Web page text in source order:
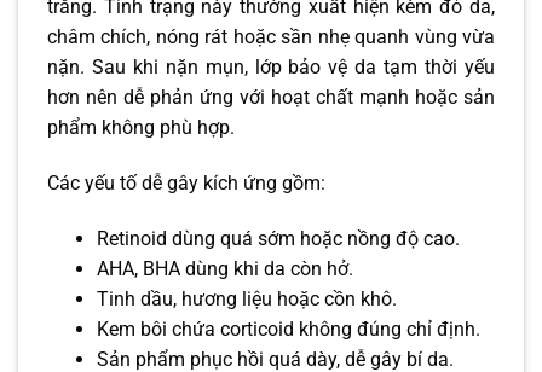
trắng. Tình trạng này thường xuất hiện kèm đỏ da,
châm chích, nóng rát hoặc sần nhẹ quanh vùng vừa
nặn. Sau khi nặn mụn, lớp bảo vệ da tạm thời yếu
hơn nên dễ phản ứng với hoạt chất mạnh hoặc sản
phẩm không phù hợp.
Các yếu tố dễ gây kích ứng gồm:
Retinoid dùng quá sớm hoặc nồng độ cao.
AHA, BHA dùng khi da còn hở.
Tinh dầu, hương liệu hoặc cồn khô.
Kem bôi chứa corticoid không đúng chỉ định.
Sản phẩm phục hồi quá dày, dễ gây bí da.